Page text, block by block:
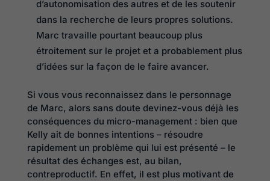
d’autonomisation des autres et de les soutenir
dans la recherche de leurs propres solutions.
Marc travaille pourtant beaucoup plus
étroitement sur le projet et a probablement plus
d’idées sur la façon de le faire avancer.
Si vous vous reconnaissez dans le personnage
de Marc, alors sans doute devinez-vous déjà les
conséquences du micro-management : bien que
Kelly ait de bonnes intentions – résoudre
rapidement un problème qui lui est présenté – le
résultat des échanges est, au bilan,
contreproductif. En effet, il est plus motivant de